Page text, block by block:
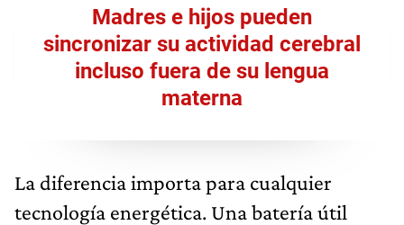
Madres e hijos pueden
sincronizar su actividad cerebral
incluso fuera de su lengua
materna
La diferencia importa para cualquier
tecnología energética. Una batería útil